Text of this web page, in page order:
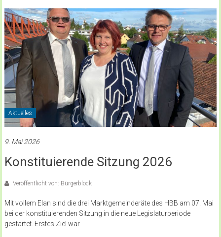
Aktuelles
9. Mai 2026
Konstituierende Sitzung 2026
Veröffentlicht von: Bürgerblock
Mit vollem Elan sind die drei Marktgemeinderäte des HBB am 07. Mai
bei der konstituierenden Sitzung in die neue Legislaturperiode
gestartet. Erstes Ziel war